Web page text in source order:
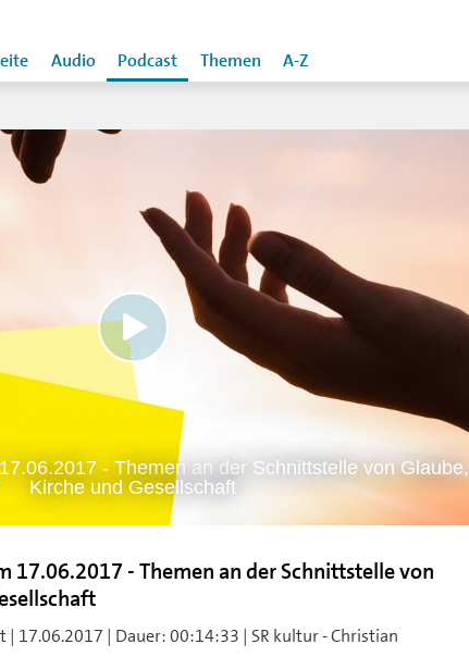
Audio Podcast Themen A-Z
- Themen an der Schnittstelle von Glaube,
Kirche und Gesellschaft
17.06.2017 - Themen an der Schnittstelle von
| 17.06.2017 | Dauer: 00:14:33 | SR kultur - Christian